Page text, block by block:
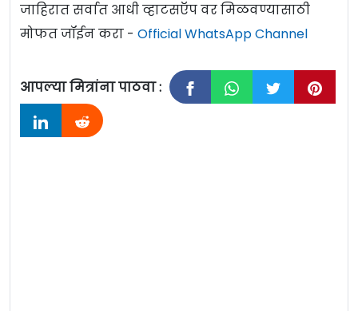
जाहिरात सर्वात आधी व्हाटसऍप वर मिळवण्यासाठी
मोफत जॉईन करा - Official WhatsApp Channel
आपल्या मित्रांना पाठवा :